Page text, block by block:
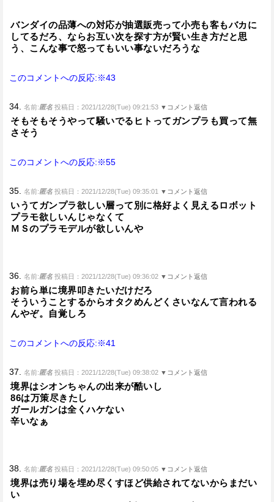
バンダイの品薄への対応が抽選販売って小売も客もバカに
してるだろ、ならお互い次を探す方が賢い生き方だと思
う、こんな事で怒ってもいい事ないだろうな
このコメントへの反応:※43
34. 名前:匿名 投稿日：2021/12/28(Tue) 09:21:53 ▼コメント返信
そもそもそうやって騒いでるヒトってガンプラも買って無
さそう
このコメントへの反応:※55
35. 名前:匿名 投稿日：2021/12/28(Tue) 09:35:01 ▼コメント返信
いうてガンプラ欲しい層って別に格好よく見えるロボット
プラモ欲しいんじゃなくて
ＭＳのプラモデルが欲しいんや
36. 名前:匿名 投稿日：2021/12/28(Tue) 09:36:02 ▼コメント返信
お前ら単に境界叩きたいだけだろ
そういうことするからオタクめんどくさいなんて言われる
んやぞ。自覚しろ
このコメントへの反応:※41
37. 名前:匿名 投稿日：2021/12/28(Tue) 09:38:02 ▼コメント返信
境界はシオンちゃんの出来が酷いし
86は万策尽きたし
ガールガンは全くハケない
辛いなぁ
38. 名前:匿名 投稿日：2021/12/28(Tue) 09:50:05 ▼コメント返信
境界は売り場を埋め尽くすほど供給されてないからまだい
い